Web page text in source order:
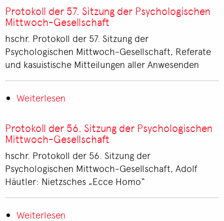
der
58.
Sitzung
der
Psychologischen
Mittwoch-
Gesellschaft
Protokoll der 57. Sitzung der Psychologischen
Mittwoch-Gesellschaft
hschr. Protokoll der 57. Sitzung der
Psychologischen Mittwoch-Gesellschaft, Referate
und kasuistische Mitteilungen aller Anwesenden
Weiterlesen
der
57.
Sitzung
der
Psychologischen
Mittwoch-
Gesellschaft
Protokoll der 56. Sitzung der Psychologischen
Mittwoch-Gesellschaft
hschr. Protokoll der 56. Sitzung der
Psychologischen Mittwoch-Gesellschaft, Adolf
Häutler: Nietzsches „Ecce Homo“
Weiterlesen